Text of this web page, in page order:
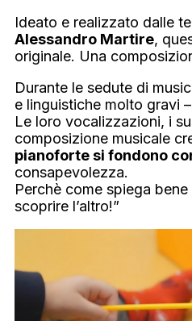
Ideato e realizzato dalle
Alessandro Martire,
originale. Una
Durante le sedute di
e linguistiche molto gravi
Le loro vocalizzazioni, i
composizione musicale
pianoforte si fondono
consapevolezza.
Perchè come spiega
scoprire l’altro!”